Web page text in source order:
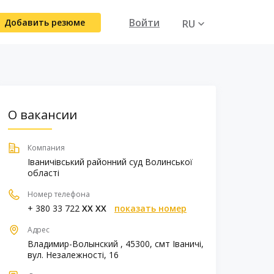
Добавить резюме Войти
RU
О вакансии
Компания
Іваничівський районний суд Волинської
області
Номер телефона
+ 380 33 722 XX XX показать номер
Адрес
Владимир-Волынский , 45300, смт Іваничі,
вул. Незалежності, 16